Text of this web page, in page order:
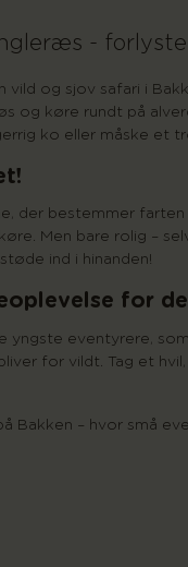
-
vild og sjov safari i
og køre rundt på
ko eller måske et
der bestemmer
Men bare rolig –
ind i hinanden!
for
yngste eventyrere,
for vildt. Tag et
Bakken – hvor små